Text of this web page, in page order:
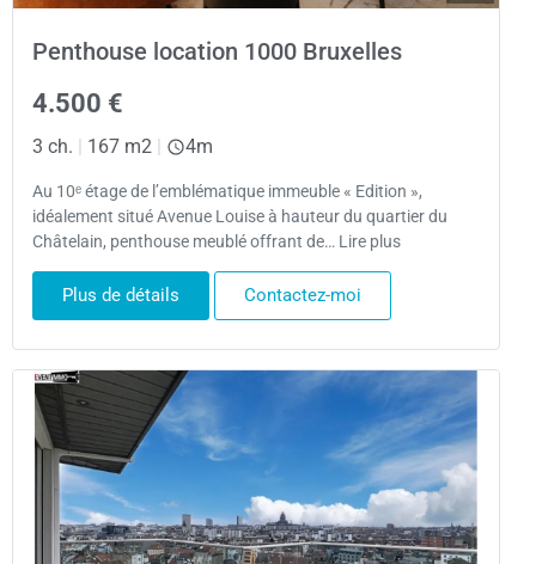
Penthouse location 1000 Bruxelles
4.500 €
3 ch. 167 m2 4m
Au 10ᵉ étage de l’emblématique immeuble « Edition »,
idéalement situé Avenue Louise à hauteur du quartier du
Châtelain, penthouse meublé offrant de… Lire plus
Plus de détails Contactez-moi